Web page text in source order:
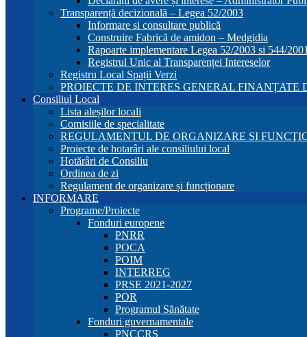
Transparență decizională – Legea 52/2003
Informare si consultare publică
Construire Fabrică de amidon – Medgidia
Rapoarte implementare Legea 52/2003 si 544/2001
Registrul Unic al Transparenței Intereselor
Registru Local Spații Verzi
PROIECTE DE INTERES GENERAL
Consiliul Local
Lista aleșilor locali
Comisiile de specialitate
REGULAMENTUL DE ORGANIZARE SI
Proiecte de hotarâri ale consiliului local
Hotărâri de Consiliu
Ordinea de zi
Regulament de organizare și funcționare
INFORMARE
Programe/Proiecte
Fonduri europene
PNRR
POCA
POIM
INTERREG
PRSE 2021-2027
POR
Programul Sănătate
Fonduri guvernamentale
PNCCRS